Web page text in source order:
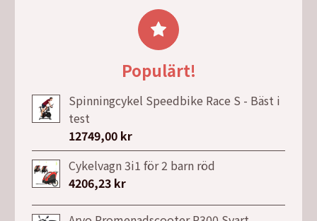
2799,00 kr.
är:
2499,00 kr.
Populärt!
Spinningcykel Speedbike Race S - Bäst i
test
12749,00 kr
Cykelvagn 3i1 för 2 barn röd
4206,23 kr